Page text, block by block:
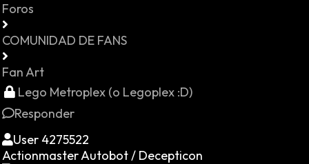
Foros
COMUNIDAD DE FANS
Fan Art
Lego Metroplex (o Legoplex :D)
Responder
User 4275522
Actionmaster Autobot / Decepticon